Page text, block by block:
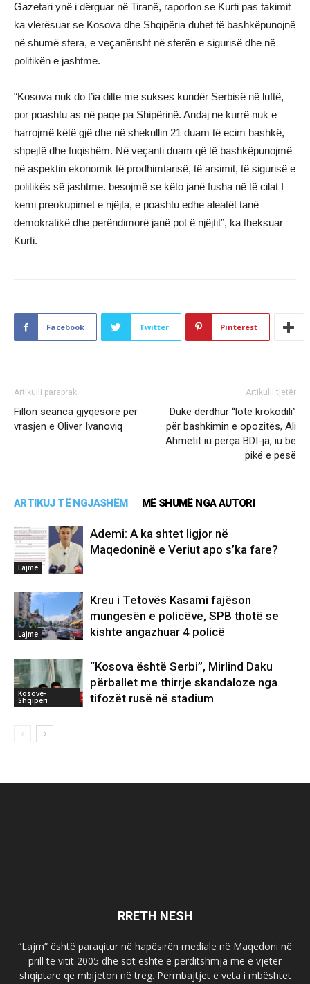
Gazetari ynë i dërguar në Tiranë, raporton se Kurti pas takimit
ka vlerësuar se Kosova dhe Shqipëria duhet të bashkëpunojnë
në shumë sfera, e veçanërisht në sferën e sigurisë dhe në
politikën e jashtme.
“Kosova nuk do t’ia dilte me sukses kundër Serbisë në luftë,
por poashtu as në paqe pa Shipërinë. Andaj ne kurrë nuk e
harrojmë këtë gjë dhe në shekullin 21 duam të ecim bashkë,
shpejtë dhe fuqishëm. Në veçanti duam që të bashkëpunojmë
në aspektin ekonomik të prodhimtarisë, të arsimit, të sigurisë e
politikës së jashtme. besojmë se këto janë fusha në të cilat I
kemi preokupimet e njëjta, e poashtu edhe aleatët tanë
demokratikë dhe perëndimorë janë pot ë njëjtit”, ka theksuar
Kurti.
Facebook Twitter Pinterest
Artikulli paraprak
Fillon seanca gjyqësore për
vrasjen e Oliver Ivanoviq
Artikulli tjetër
Duke derdhur “lotë krokodili”
për bashkimin e opozitës, Ali
Ahmetit iu përça BDI-ja, iu bë
pikë e pesë
ARTIKUJ TË NGJASHËM MË SHUMË NGA AUTORI
Lajme
Ademi: A ka shtet ligjor në
Maqedoninë e Veriut apo s’ka fare?
Lajme
Kreu i Tetovës Kasami fajëson
mungesën e policëve, SPB thotë se
kishte angazhuar 4 policë
Kosovë-
Shqipëri
“Kosova është Serbi”, Mirlind Daku
përballet me thirrje skandaloze nga
tifozët rusë në stadium
RRETH NESH
“Lajm” është paraqitur në hapësirën mediale në Maqedoni në
prill të vitit 2005 dhe sot është e përditshmja më e vjetër
shqiptare që mbijeton në treg. Përmbajtjet e veta i mbështet